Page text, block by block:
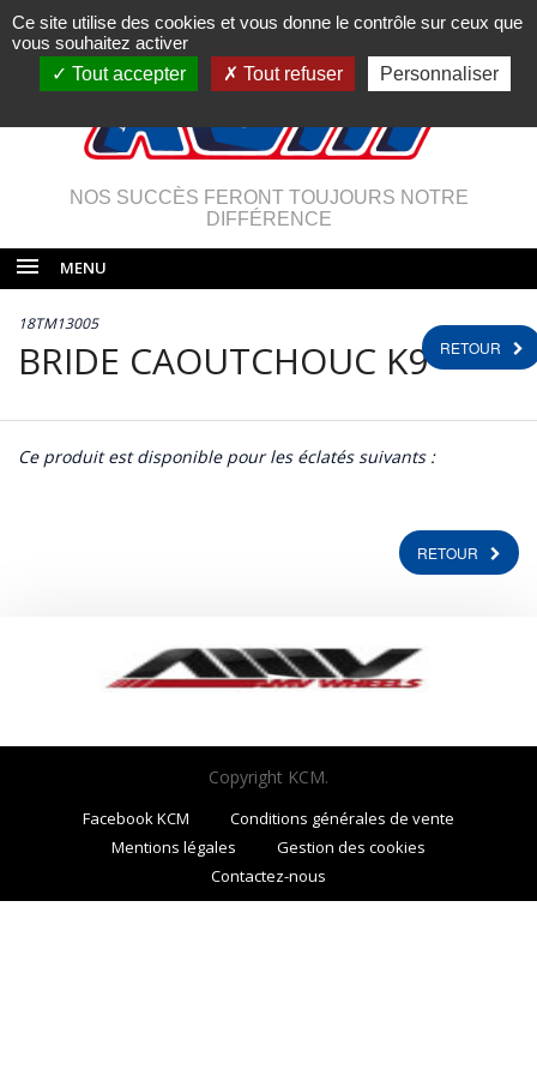
NOS SUCCÈS FERONT TOUJOURS NOTRE
DIFFÉRENCE
MENU
RETOUR
18TM13005
BRIDE CAOUTCHOUC K9
Ce produit est disponible pour les éclatés suivants :
RETOUR
Copyright KCM.
Facebook KCM
Conditions générales de vente
Mentions légales
Gestion des cookies
Contactez-nous
Ce site utilise des cookies et vous donne le contrôle sur ceux que
vous souhaitez activer
Tout accepter
Tout refuser Personnaliser